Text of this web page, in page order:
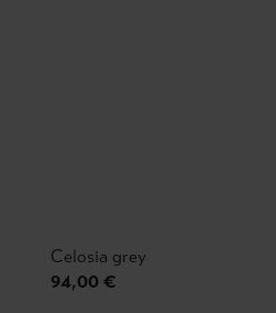
Celosia grey
94,00 €